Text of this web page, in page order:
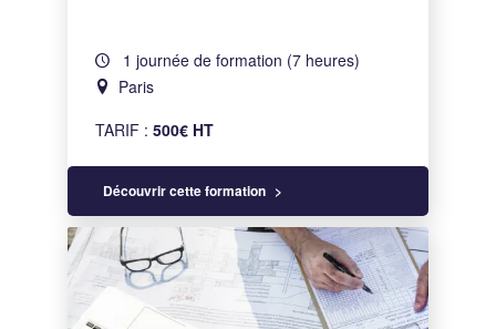
1 journée de formation (7 heures)
Paris
TARIF :500€ HT
Découvrir cette formation